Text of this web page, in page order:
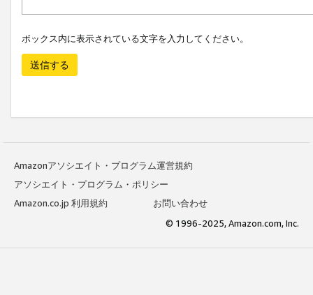
ボックス内に表示されている文字を入力してください。
送信する
Amazonアソシエイト・プログラム運営規約
アソシエイト・プログラム・ポリシー
Amazon.co.jp 利用規約
お問い合わせ
© 1996-2025, Amazon.com, Inc.